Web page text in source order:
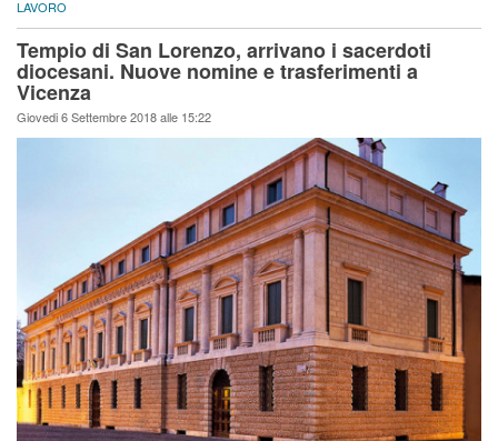
LAVORO
Tempio di San Lorenzo, arrivano i sacerdoti
diocesani. Nuove nomine e trasferimenti a
Vicenza
Giovedi 6 Settembre 2018 alle 15:22